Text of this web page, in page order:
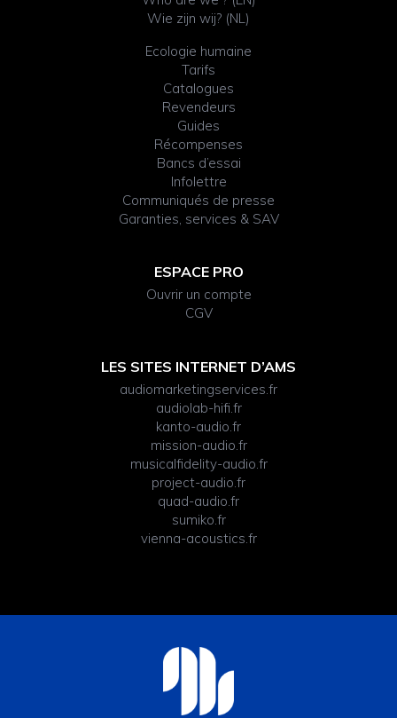
Wie zijn wij? (NL)
Ecologie humaine
Tarifs
Catalogues
Revendeurs
Guides
Récompenses
Bancs d’essai
Infolettre
Communiqués de presse
Garanties, services & SAV
ESPACE PRO
Ouvrir un compte
CGV
LES SITES INTERNET D’AMS
audiomarketingservices.fr
audiolab-hifi.fr
kanto-audio.fr
mission-audio.fr
musicalfidelity-audio.fr
project-audio.fr
quad-audio.fr
sumiko.fr
vienna-acoustics.fr